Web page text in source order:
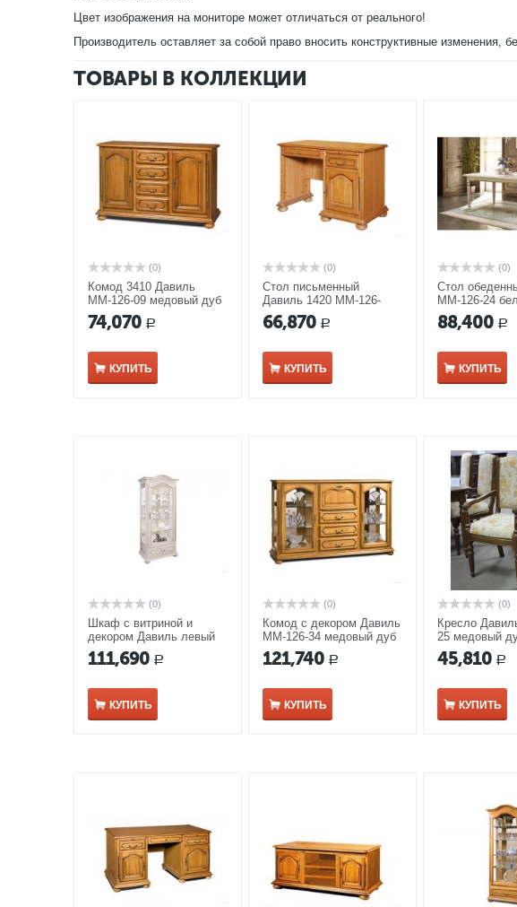
В нашем интернет-магазине Вы можете купить шкаф с витриной Давиль
Цвет изображения на мониторе может отличаться от реального!
Производитель оставляет за собой право вносить конструктивные
ТОВАРЫ В КОЛЛЕКЦИИ
(0)
Комод 3410 Давиль
ММ-126-09 медовый дуб
с золотой патиной
74,070 Р
КУПИТЬ
(0)
Стол письменный
Давиль 1420 ММ-126-
01/01 медовый дуб с
золотой патиной
66,870 Р
КУПИТЬ
(0)
Стол
ММ-126-24
с золотой
88,400 Р
КУПИТЬ
(0)
Шкаф с витриной и
декором Давиль левый
ММ-126-54Л белая эмаль
111,690 Р
КУПИТЬ
(0)
Комод с декором Давиль
ММ-126-34 медовый дуб
с золотой патиной
121,740 Р
КУПИТЬ
(0)
Кресло
25 медовый
золотой
45,810 Р
КУПИТЬ